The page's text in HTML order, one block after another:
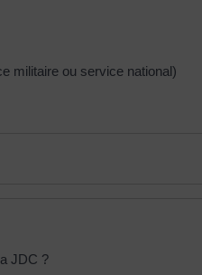
militaire ou service national)
JDC ?